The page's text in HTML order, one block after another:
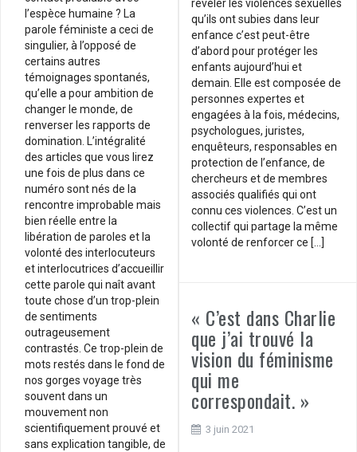
l’espèce humaine ? La
parole féministe a ceci de
singulier, à l’opposé de
certains autres
témoignages spontanés,
qu’elle a pour ambition de
changer le monde, de
renverser les rapports de
domination. L’intégralité
des articles que vous lirez
une fois de plus dans ce
numéro sont nés de la
rencontre improbable mais
bien réelle entre la
libération de paroles et la
volonté des interlocuteurs
et interlocutrices d’accueillir
cette parole qui naît avant
toute chose d’un trop-plein
de sentiments
outrageusement
contrastés. Ce trop-plein de
mots restés dans le fond de
nos gorges voyage très
souvent dans un
mouvement non
scientifiquement prouvé et
sans explication tangible, de
révéler les violences sexuelles
qu’ils ont subies dans leur
enfance c’est peut-être
d’abord pour protéger les
enfants aujourd’hui et
demain. Elle est composée de
personnes expertes et
engagées à la fois, médecins,
psychologues, juristes,
enquêteurs, responsables en
protection de l’enfance, de
chercheurs et de membres
associés qualifiés qui ont
connu ces violences. C’est un
collectif qui partage la même
volonté de renforcer ce […]
« C’est dans Charlie
que j’ai trouvé la
vision du féminisme
qui me
correspondait. »
3 juin 2021